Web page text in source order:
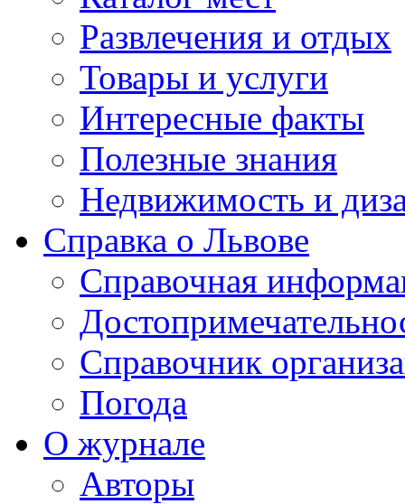
Развлечения и отдых
Товары и услуги
Интересные факты
Полезные знания
Недвижимость и
Справка о Львове
Справочная
Справочник
Погода
О журнале
Авторы